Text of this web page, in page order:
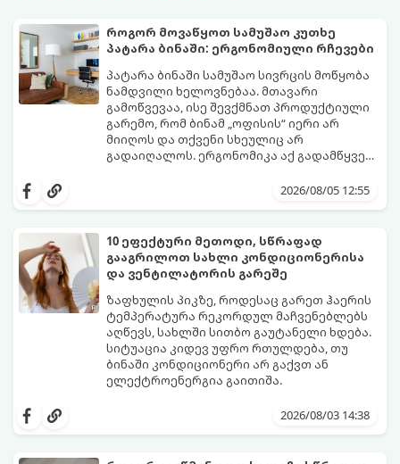
როგორ მოვაწყოთ სამუშაო კუთხე
პატარა ბინაში: ერგონომიული რჩევები
პატარა ბინაში სამუშაო სივრცის მოწყობა
ნამდვილი ხელოვნებაა. მთავარი
გამოწვევაა, ისე შევქმნათ პროდუქტიული
გარემო, რომ ბინამ „ოფისის“ იერი არ
მიიღოს და თქვენი სხეულიც არ
გადაიღალოს. ერგონომიკა აქ გადამწყვეტ
2026/08/05 12:55
10 ეფექტური მეთოდი, სწრაფად
გააგრილოთ სახლი კონდიციონერისა
და ვენტილატორის გარეშე
ზაფხულის პიკზე, როდესაც გარეთ ჰაერის
ტემპერატურა რეკორდულ მაჩვენებლებს
აღწევს, სახლში სითბო გაუტანელი ხდება.
სიტუაცია კიდევ უფრო რთულდება, თუ
ბინაში კონდიციონერი არ გაქვთ ან
ელექტროენერგია გაითიშა.
კანონები და გამოცდილი ყოფითი ხრიკები,
სასიამოვნო სიგრილე სპეციალური
2026/08/03 14:38